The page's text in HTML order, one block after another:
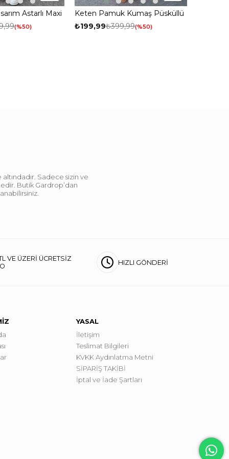
Astarlı Maxi
%50
Keten Pamuk Kumaş Püsküllü
Mini Etek Fuşya
₺199,99₺399,99 %50
Sadece sizin ve
Butik Gardrop’dan
VE ÜZERİ ÜCRETSİZ
HIZLI GÖNDERİ
YASAL
İletişim
Teslimat Bilgileri
KVKK Aydınlatma Metni
SİPARİŞ TAKİBİ
İptal ve İade Şartları